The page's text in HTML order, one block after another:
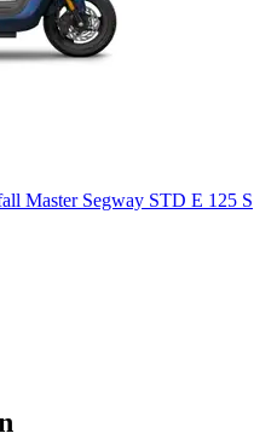
Master Segway STD E 125 S